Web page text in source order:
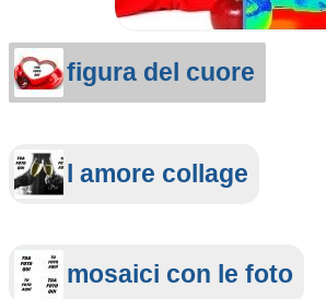
figura del cuore
l amore collage
mosaici con le foto